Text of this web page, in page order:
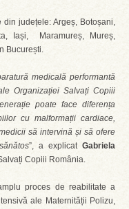
județele: Argeș, Botoșani,
Iași, Maramureș, Mureș,
București.
medicală performantă
Organizației Salvați Copiii
poate face diferența
cu malformații cardiace,
să intervină și să ofere
”, a explicatGabriela
Copiii România.
proces de reabilitate a
ale Maternității Polizu,